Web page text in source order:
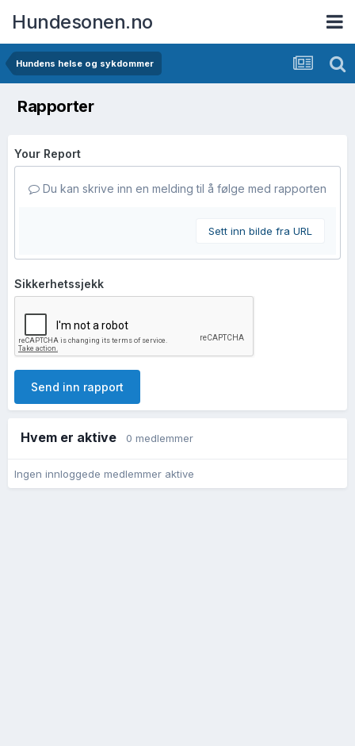
Hundesonen.no
Hundens helse og sykdommer
Rapporter
Your Report
Du kan skrive inn en melding til å følge med rapporten
Sett inn bilde fra URL
Sikkerhetssjekk
Send inn rapport
Hvem er aktive 0 medlemmer
Ingen innloggede medlemmer aktive